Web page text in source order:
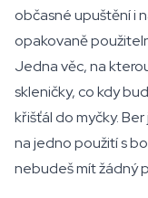
občasné upuštění i
opakovaně
Jedna věc, na
skleničky, co kdy
křišťál do myčky.
na jedno použití s
nebudeš mít žádný